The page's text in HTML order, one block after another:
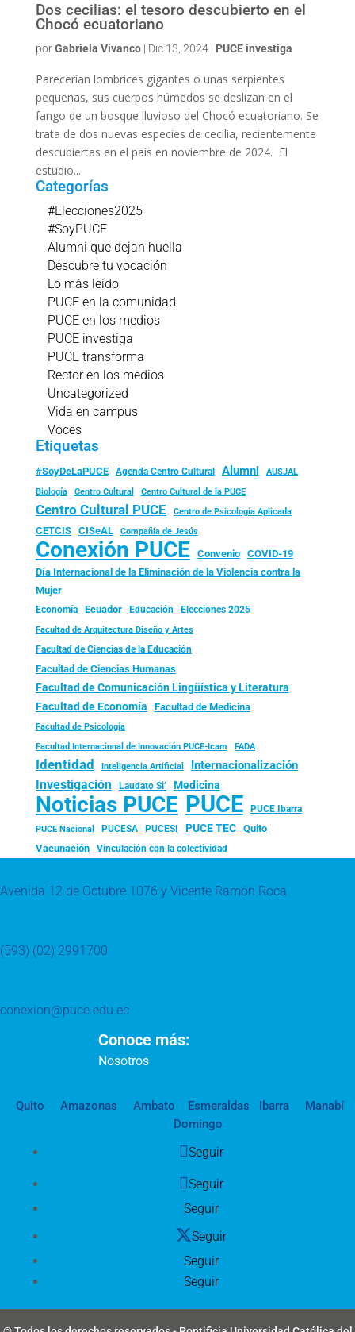
Dos cecilias: el tesoro descubierto en el
Chocó ecuatoriano
porGabriela Vivanco| Dic 13, 2024| PUCE investiga
Parecerían lombrices gigantes o unas serpientes
pequeñas, sus cuerpos húmedos se deslizan en el
fango de un bosque lluvioso del Chocó ecuatoriano. Se
trata de dos nuevas especies de cecilia, recientemente
descubiertas en el país en noviembre de 2024. El
estudio...
Categorías
#Elecciones2025
#SoyPUCE
Alumni que dejan huella
Descubre tu vocación
Lo más leído
PUCE en la comunidad
PUCE en los medios
PUCE investiga
PUCE transforma
Rector en los medios
Uncategorized
Vida en campus
Voces
Etiquetas
#SoyDeLaPUCE Agenda Centro Cultural Alumni
AUSJAL
Biología
Centro Cultural Centro Cultural de la PUCE
Centro Cultural PUCE Centro de Psicología Aplicada
CETCIS CISeAL Compañía de Jesús
Conexión PUCE Convenio
COVID-19
Día Internacional de la Eliminación de la Violencia contra la
Mujer
Economía Ecuador Educación Elecciones 2025
Facultad de Arquitectura Diseño y Artes
Facultad de Ciencias de la Educación
Facultad de Ciencias Humanas
Facultad de Comunicación Lingüística y Literatura
Facultad de Economía Facultad de Medicina
Facultad de Psicología
Facultad Internacional de Innovación PUCE-Icam FADA
Identidad Inteligencia Artificial Internacionalización
Investigación Laudato Si’ Medicina
Noticias PUCE PUCE PUCE Ibarra
PUCE Nacional PUCESA PUCESI PUCE TEC
Quito
Vacunación
Vinculación con la colectividad
Avenida 12 de Octubre 1076 y Vicente Ramón Roca
(593) (02) 2991700
conexion@puce.edu.ec
Conoce más:
Nosotros
Quito Amazonas Ambato Esmeraldas Ibarra
Manabí
Domingo
Seguir
Seguir
Seguir
Seguir
Seguir
Seguir